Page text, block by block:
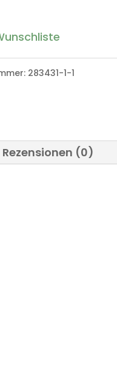
283431-1-1
Rezensionen (0)